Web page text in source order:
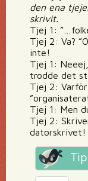
den ena
skrivit.
Tjej 1:
Tjej 2: Va?
inte!
Tjej 1:
trodde det
Tjej 2:
Tjej 1: Men
Tjej 2:
datorskrivet!